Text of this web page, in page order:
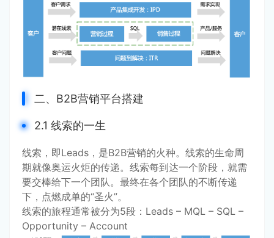
二、B2B营销平台搭建
2.1 线索的一生
线索，即Leads，是B2B营销的火种。线索的生命周
期就像奥运火炬的传递。线索每到达一个阶段，就需
要交棒给下一个团队。最终在各个团队的不断传递
下，点燃成单的“圣火”。
线索的旅程通常被分为5段：Leads – MQL – SQL –
Opportunity – Account